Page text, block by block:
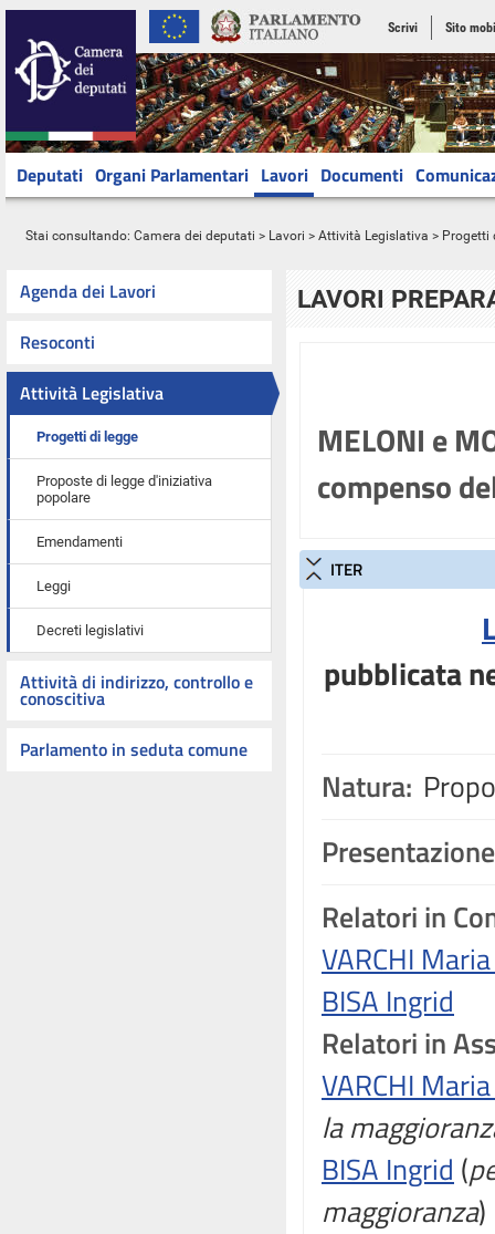
Scrivi Sito
Deputati Organi Parlamentari Lavori Documenti
Stai consultando: Camera dei deputati > Lavori > Attività Legislativa > Progetti
Agenda dei Lavori
Resoconti
Attività Legislativa
Progetti di legge
Proposte di legge d'iniziativa
popolare
Emendamenti
Leggi
Decreti legislativi
Attività di indirizzo, controllo e
conoscitiva
Parlamento in seduta comune
LAVORI
MELONI e
compenso
ITER
pubblicata
Natura:
Relatori in
VARCHI
BISA Ingrid
Relatori in
VARCHI
la
BISA Ingrid (
maggioranza)